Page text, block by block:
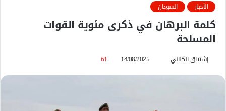
الأخبار السودان
كلمة البرهان في ذكرى مئوية القوات
المسلحة
إشتياق الكناني 14/08/2025
61